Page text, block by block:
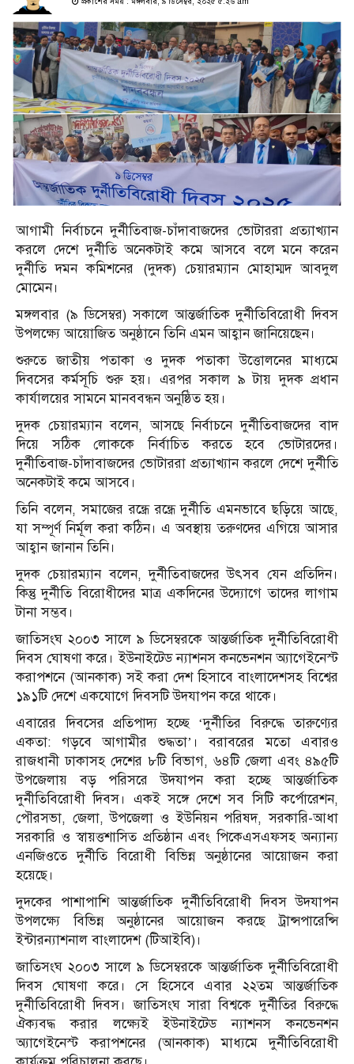
আগামী নির্বাচনে দুর্নীতিবাজ-চাঁদাবাজদের ভোটাররা প্রত্যাখ্যান
করলে দেশে দুর্নীতি অনেকটাই কমে আসবে বলে মনে করেন
দুর্নীতি দমন কমিশনের (দুদক) চেয়ারম্যান মোহাম্মদ আবদুল
মোমেন।
মঙ্গলবার (৯ ডিসেম্বর) সকালে আন্তর্জাতিক দুর্নীতিবিরোধী দিবস
উপলক্ষ্যে আয়োজিত অনুষ্ঠানে তিনি এমন আহ্বান জানিয়েছেন।
শুরুতে জাতীয় পতাকা ও দুদক পতাকা উত্তোলনের মাধ্যমে
দিবসের কর্মসূচি শুরু হয়। এরপর সকাল ৯ টায় দুদক প্রধান
কার্যালয়ের সামনে মানববন্ধন অনুষ্ঠিত হয়।
দুদক চেয়ারম্যান বলেন, আসছে নির্বাচনে দুর্নীতিবাজদের বাদ
দিয়ে সঠিক লোককে নির্বাচিত করতে হবে ভোটারদের।
দুর্নীতিবাজ-চাঁদাবাজদের ভোটাররা প্রত্যাখ্যান করলে দেশে দুর্নীতি
অনেকটাই কমে আসবে।
তিনি বলেন, সমাজের রন্ধ্রে রন্ধ্রে দুর্নীতি এমনভাবে ছড়িয়ে আছে,
যা সম্পূর্ণ নির্মূল করা কঠিন। এ অবস্থায় তরুণদের এগিয়ে আসার
আহ্বান জানান তিনি।
দুদক চেয়ারম্যান বলেন, দুর্নীতিবাজদের উৎসব যেন প্রতিদিন।
কিন্তু দুর্নীতি বিরোধীদের মাত্র একদিনের উদ্যোগে তাদের লাগাম
টানা সম্ভব।
জাতিসংঘ ২০০৩ সালে ৯ ডিসেম্বরকে আন্তর্জাতিক দুর্নীতিবিরোধী
দিবস ঘোষণা করে। ইউনাইটেড ন্যাশনস কনভেনশন অ্যাগেইনেস্ট
করাপশনে (আনকাক) সই করা দেশ হিসাবে বাংলাদেশসহ বিশ্বের
১৯১টি দেশে একযোগে দিবসটি উদযাপন করে থাকে।
এবারের দিবসের প্রতিপাদ্য হচ্ছে ‘দুর্নীতির বিরুদ্ধে তারুণ্যের
একতা: গড়বে আগামীর শুদ্ধতা’। বরাবরের মতো এবারও
রাজধানী ঢাকাসহ দেশের ৮টি বিভাগ, ৬৪টি জেলা এবং ৪৯৫টি
উপজেলায় বড় পরিসরে উদযাপন করা হচ্ছে আন্তর্জাতিক
দুর্নীতিবিরোধী দিবস। একই সঙ্গে দেশে সব সিটি কর্পোরেশন,
পৌরসভা, জেলা, উপজেলা ও ইউনিয়ন পরিষদ, সরকারি-আধা
সরকারি ও স্বায়ত্তশাসিত প্রতিষ্ঠান এবং পিকেএসএফসহ অন্যান্য
এনজিওতে দুর্নীতি বিরোধী বিভিন্ন অনুষ্ঠানের আয়োজন করা
হয়েছে।
দুদকের পাশাপাশি আন্তর্জাতিক দুর্নীতিবিরোধী দিবস উদযাপন
উপলক্ষ্যে বিভিন্ন অনুষ্ঠানের আয়োজন করছে ট্রান্সপারেন্সি
ইন্টারন্যাশনাল বাংলাদেশ (টিআইবি)।
জাতিসংঘ ২০০৩ সালে ৯ ডিসেম্বরকে আন্তর্জাতিক দুর্নীতিবিরোধী
দিবস ঘোষণা করে। সে হিসেবে এবার ২২তম আন্তর্জাতিক
দুর্নীতিবিরোধী দিবস। জাতিসংঘ সারা বিশ্বকে দুর্নীতির বিরুদ্ধে
ঐক্যবদ্ধ করার লক্ষ্যেই ইউনাইটেড ন্যাশনস কনভেনশন
অ্যাগেইনেস্ট করাপশনের (আনকাক) মাধ্যমে দুর্নীতিবিরোধী